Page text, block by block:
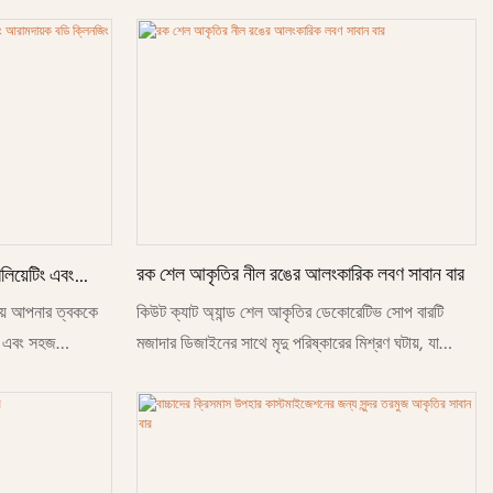
ও পুষ্টি
তৈরি করে। এর
এবং
আপনার ত্বককে
এবং সহজ
উদ্দীপিত
রক শেল আকৃতির নীল রঙের আলংকারিক লবণ সাবান বার
কিউট ক্যাট অ্যান্ড শেল আকৃতির ডেকোরেটিভ সোপ বারটি
মজাদার ডিজাইনের সাথে মৃদু পরিষ্কারের মিশ্রণ ঘটায়, যা
জন্য একটি নিখুঁত পছন্দ করে তোলে। একটি আরাধ্য বিড়ালের
মুখের আকৃতি এবং সমুদ্র-অনুপ্রাণিত শেল নকশা সমন্বিত, এই